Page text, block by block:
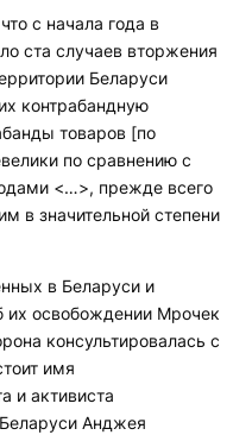
с начала года в
ста случаев вторжения
Беларуси
контрабандную
товаров [по
по сравнению с
<…>, прежде всего
в значительной степени
в Беларуси и
их освобождении Мрочек
консультировалась с
имя
и активиста
Анджея